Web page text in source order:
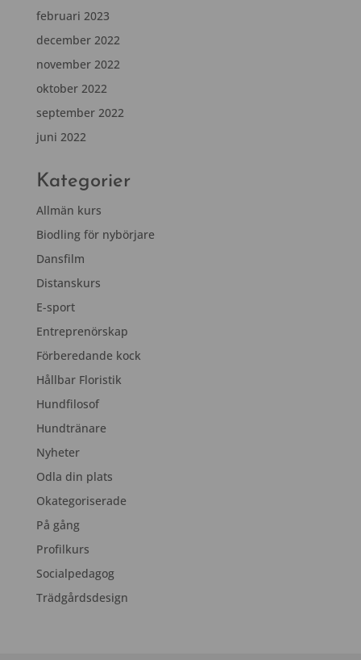
februari 2023
december 2022
november 2022
oktober 2022
september 2022
juni 2022
Kategorier
Allmän kurs
Biodling för nybörjare
Dansfilm
Distanskurs
E-sport
Entreprenörskap
Förberedande kock
Hållbar Floristik
Hundfilosof
Hundtränare
Nyheter
Odla din plats
Okategoriserade
På gång
Profilkurs
Socialpedagog
Trädgårdsdesign